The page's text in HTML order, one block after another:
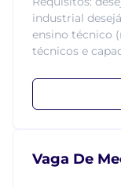
industrial
ensino técnico
técnicos e
Vaga De